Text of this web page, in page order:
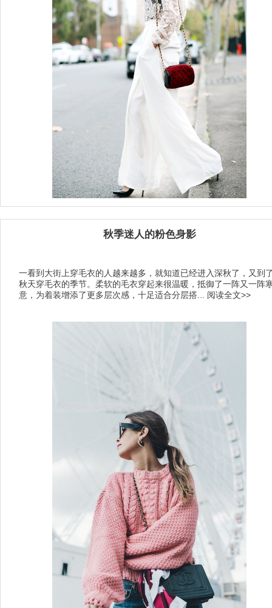
秋季迷人的粉色身影
一看到大街上穿毛衣的人越来越多，就知道已经进入深秋了，又到
秋天穿毛衣的季节。柔软的毛衣穿起来很温暖，抵御了一阵又一阵
意，为着装增添了更多层次感，十足适合分层搭...
阅读全文>>